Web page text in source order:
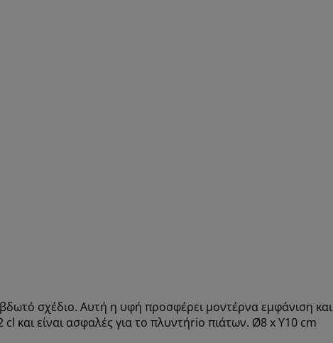
σχέδιο. Αυτή η υφή προσφέρει μοντέρνα εμφάνιση και
και είναι ασφαλές για το πλυντήrio πιάτων. Ø8 x Υ10 cm